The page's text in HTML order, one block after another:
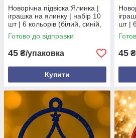
Новорічна підвіска Ялинка |
іграшка на ялинку | набір 10
шт | 6 кольорів (білий, синій,
червоний, золотий,
сріблястий, зелений)
Готово до відправки
45 ₴/упаковка
Купити
шт |
45